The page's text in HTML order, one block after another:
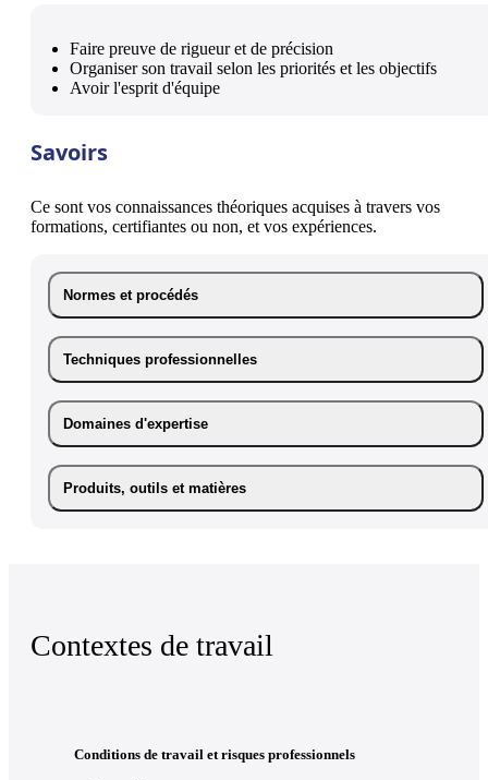
Faire preuve de rigueur et de précision
Organiser son travail selon les priorités et les objectifs
Avoir l'esprit d'équipe
Savoirs
Ce sont vos connaissances théoriques acquises à travers vos
formations, certifiantes ou non, et vos expériences.
Normes et procédés
Techniques professionnelles
Domaines d'expertise
Produits, outils et matières
Contextes de travail
Conditions de travail et risques professionnels